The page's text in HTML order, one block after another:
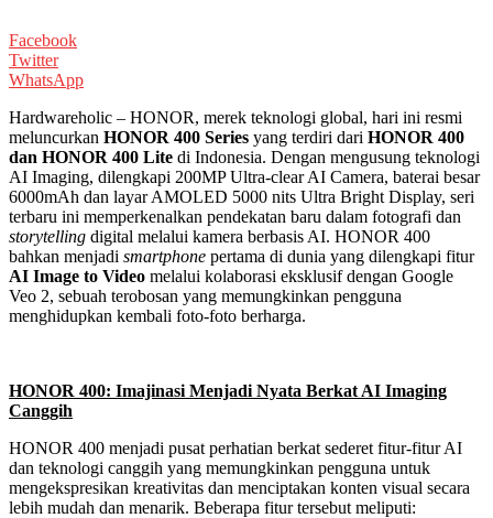
Facebook
Twitter
WhatsApp
Hardwareholic – HONOR, merek teknologi global, hari ini resmi
meluncurkan HONOR 400 Series yang terdiri dari HONOR 400
dan HONOR 400 Lite di Indonesia. Dengan mengusung teknologi
AI Imaging, dilengkapi 200MP Ultra-clear AI Camera, baterai besar
6000mAh dan layar AMOLED 5000 nits Ultra Bright Display, seri
terbaru ini memperkenalkan pendekatan baru dalam fotografi dan
storytelling digital melalui kamera berbasis AI. HONOR 400
bahkan menjadi smartphone pertama di dunia yang dilengkapi fitur
AI Image to Video melalui kolaborasi eksklusif dengan Google
Veo 2, sebuah terobosan yang memungkinkan pengguna
menghidupkan kembali foto-foto berharga.
HONOR 400: Imajinasi Menjadi Nyata Berkat AI Imaging
Canggih
HONOR 400 menjadi pusat perhatian berkat sederet fitur-fitur AI
dan teknologi canggih yang memungkinkan pengguna untuk
mengekspresikan kreativitas dan menciptakan konten visual secara
lebih mudah dan menarik. Beberapa fitur tersebut meliputi: